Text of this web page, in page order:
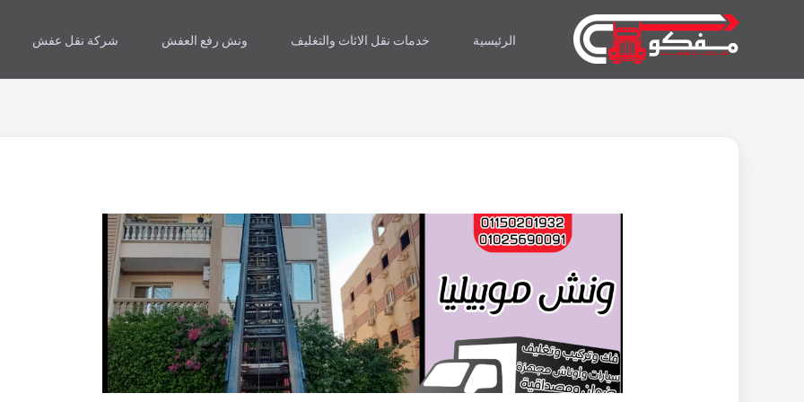
الرئيسية خدمات نقل الاثاث والتغليف ونش رفع العفش شركة نقل عفش